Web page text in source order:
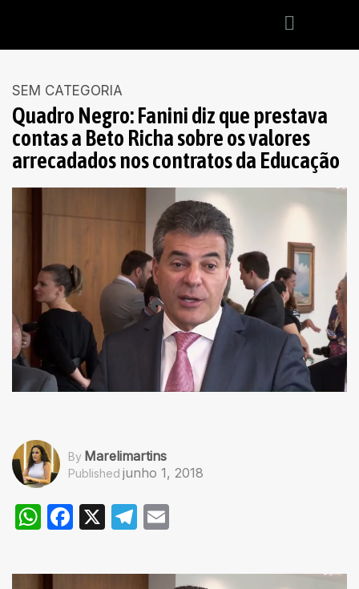
SEM CATEGORIA
Quadro Negro: Fanini diz que prestava
contas a Beto Richa sobre os valores
arrecadados nos contratos da Educação
By Marelimartins
Published junho 1, 2018
WhatsApp
Facebook
X Telegram